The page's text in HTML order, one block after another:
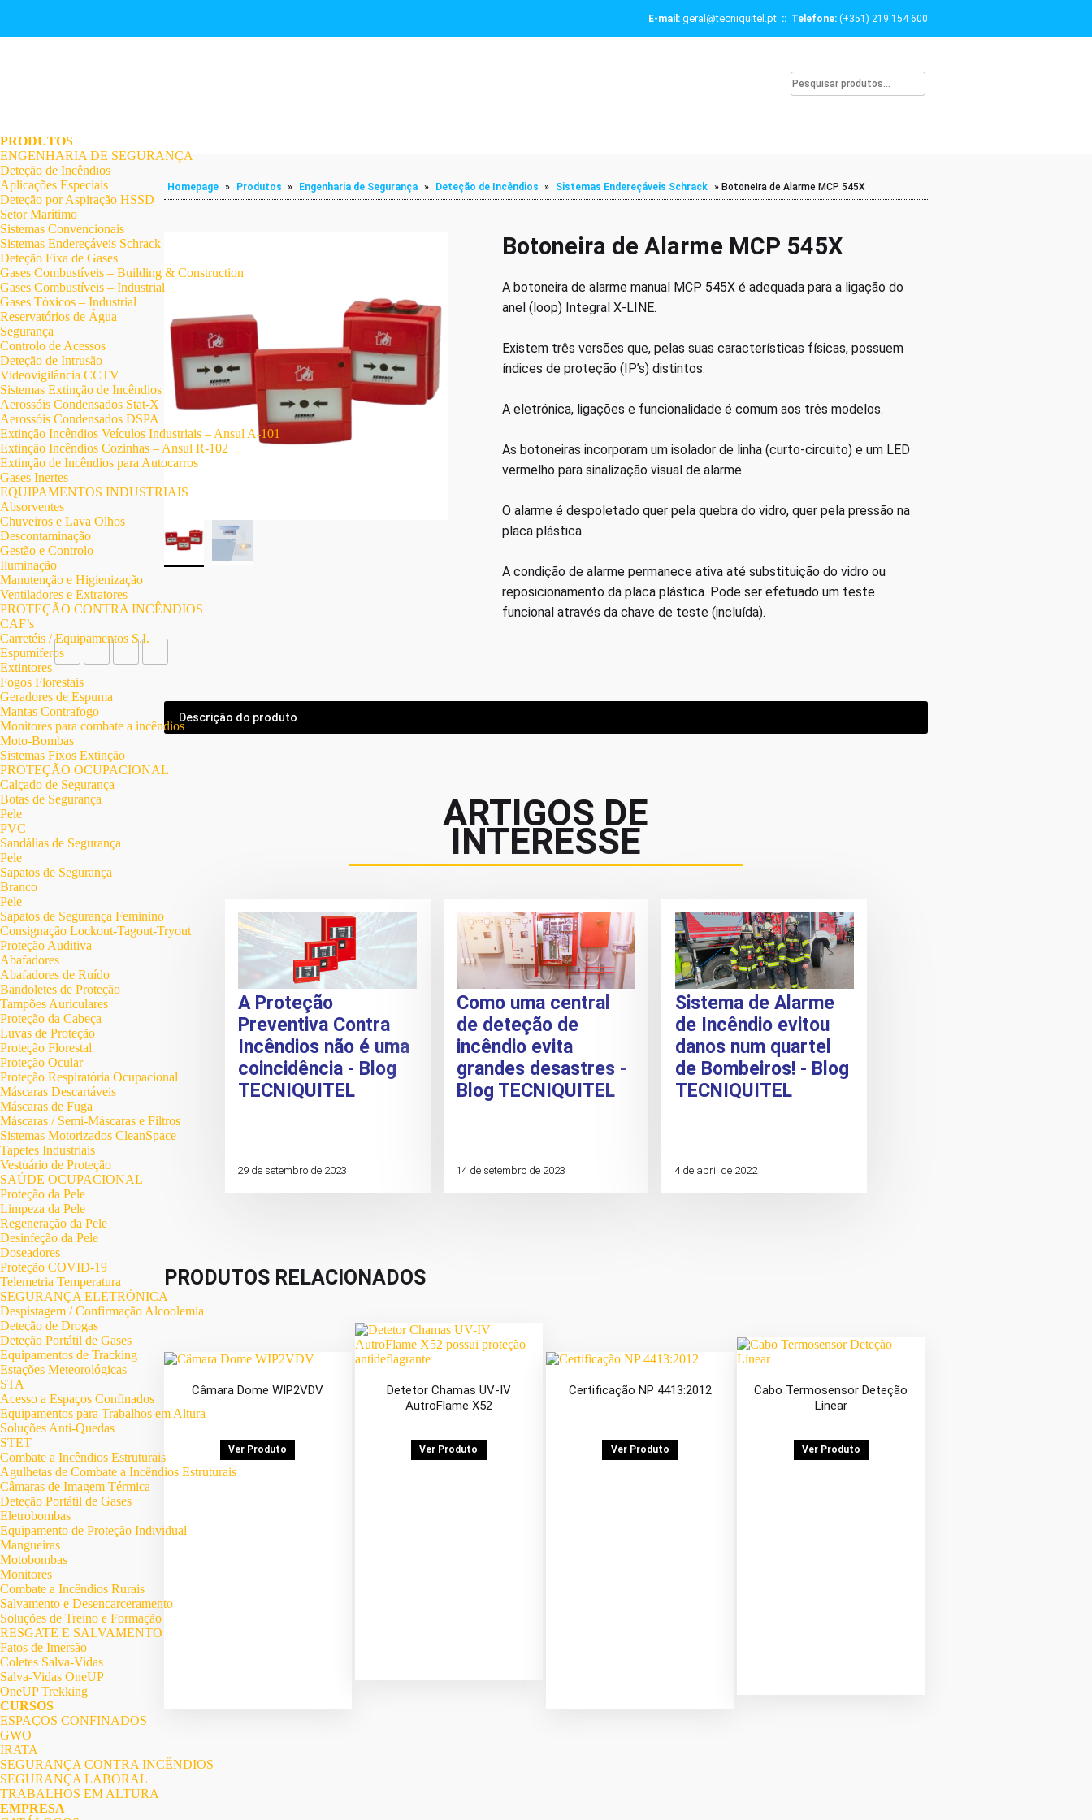
E-mail: geral@tecniquitel.pt :: Telefone: (+351) 219 154 600
PRODUTOS
ENGENHARIA DE SEGURANÇA
Deteção de Incêndios
Aplicações Especiais
Deteção por Aspiração HSSD
Setor Marítimo
Sistemas Convencionais
Sistemas Endereçáveis Schrack
Deteção Fixa de Gases
Gases Combustíveis – Building & Construction
Gases Combustíveis – Industrial
Gases Tóxicos – Industrial
Reservatórios de Água
Segurança
Controlo de Acessos
Deteção de Intrusão
Videovigilância CCTV
Sistemas Extinção de Incêndios
Aerossóis Condensados Stat-X
Aerossóis Condensados DSPA
Extinção Incêndios Veículos Industriais – Ansul A-101
Extinção Incêndios Cozinhas – Ansul R-102
Extinção de Incêndios para Autocarros
Gases Inertes
EQUIPAMENTOS INDUSTRIAIS
Absorventes
Chuveiros e Lava Olhos
Descontaminação
Gestão e Controlo
Iluminação
Manutenção e Higienização
Ventiladores e Extratores
PROTEÇÃO CONTRA INCÊNDIOS
CAF’s
Carretéis / Equipamentos S.I.
Espumíferos
Extintores
Fogos Florestais
Geradores de Espuma
Mantas Contrafogo
Monitores para combate a incêndios
Moto-Bombas
Sistemas Fixos Extinção
PROTEÇÃO OCUPACIONAL
Calçado de Segurança
Botas de Segurança
Pele
PVC
Sandálias de Segurança
Pele
Sapatos de Segurança
Branco
Pele
Sapatos de Segurança Feminino
Consignação Lockout-Tagout-Tryout
Proteção Auditiva
Abafadores
Abafadores de Ruído
Bandoletes de Proteção
Tampões Auriculares
Proteção da Cabeça
Luvas de Proteção
Proteção Florestal
Proteção Ocular
Proteção Respiratória Ocupacional
Máscaras Descartáveis
Máscaras de Fuga
Máscaras / Semi-Máscaras e Filtros
Sistemas Motorizados CleanSpace
Tapetes Industriais
Vestuário de Proteção
SAÚDE OCUPACIONAL
Proteção da Pele
Limpeza da Pele
Regeneração da Pele
Desinfeção da Pele
Doseadores
Proteção COVID-19
Telemetria Temperatura
SEGURANÇA ELETRÓNICA
Despistagem / Confirmação Alcoolemia
Deteção de Drogas
Deteção Portátil de Gases
Equipamentos de Tracking
Estações Meteorológicas
STA
Acesso a Espaços Confinados
Equipamentos para Trabalhos em Altura
Soluções Anti-Quedas
STET
Combate a Incêndios Estruturais
Agulhetas de Combate a Incêndios Estruturais
Câmaras de Imagem Térmica
Deteção Portátil de Gases
Eletrobombas
Equipamento de Proteção Individual
Mangueiras
Motobombas
Monitores
Combate a Incêndios Rurais
Salvamento e Desencarceramento
Soluções de Treino e Formação
RESGATE E SALVAMENTO
Fatos de Imersão
Coletes Salva-Vidas
Salva-Vidas OneUP
OneUP Trekking
CURSOS
ESPAÇOS CONFINADOS
GWO
IRATA
SEGURANÇA CONTRA INCÊNDIOS
SEGURANÇA LABORAL
TRABALHOS EM ALTURA
EMPRESA
Homepage » Produtos » Engenharia de Segurança » Deteção de Incêndios » Sistemas Endereçáveis Schrack » Botoneira de Alarme MCP 545X
Botoneira de Alarme MCP 545X
A botoneira de alarme manual MCP 545X é adequada para a ligação do
anel (loop) Integral X-LINE.
Existem três versões que, pelas suas características físicas, possuem
índices de proteção (IP’s) distintos.
A eletrónica, ligações e funcionalidade é comum aos três modelos.
As botoneiras incorporam um isolador de linha (curto-circuito) e um LED
vermelho para sinalização visual de alarme.
O alarme é despoletado quer pela quebra do vidro, quer pela pressão na
placa plástica.
A condição de alarme permanece ativa até substituição do vidro ou
reposicionamento da placa plástica. Pode ser efetuado um teste
funcional através da chave de teste (incluída).
Descrição do produto
ARTIGOS DE
INTERESSE
A Proteção
Preventiva Contra
Incêndios não é uma
coincidência - Blog
TECNIQUITEL
29 de setembro de 2023
Como uma central
de deteção de
incêndio evita
grandes desastres -
Blog TECNIQUITEL
14 de setembro de 2023
Sistema de Alarme
de Incêndio evitou
danos num quartel
de Bombeiros! - Blog
TECNIQUITEL
4 de abril de 2022
PRODUTOS RELACIONADOS
Câmara Dome WIP2VDV
Ver Produto
Detetor Chamas UV-IV
AutroFlame X52
Ver Produto
Certificação NP 4413:2012
Ver Produto
Cabo Termosensor Deteção
Linear
Ver Produto